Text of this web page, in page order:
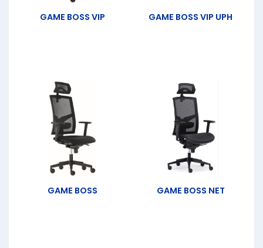
GAME BOSS VIP GAME BOSS VIP UPH
GAME BOSS GAME BOSS NET